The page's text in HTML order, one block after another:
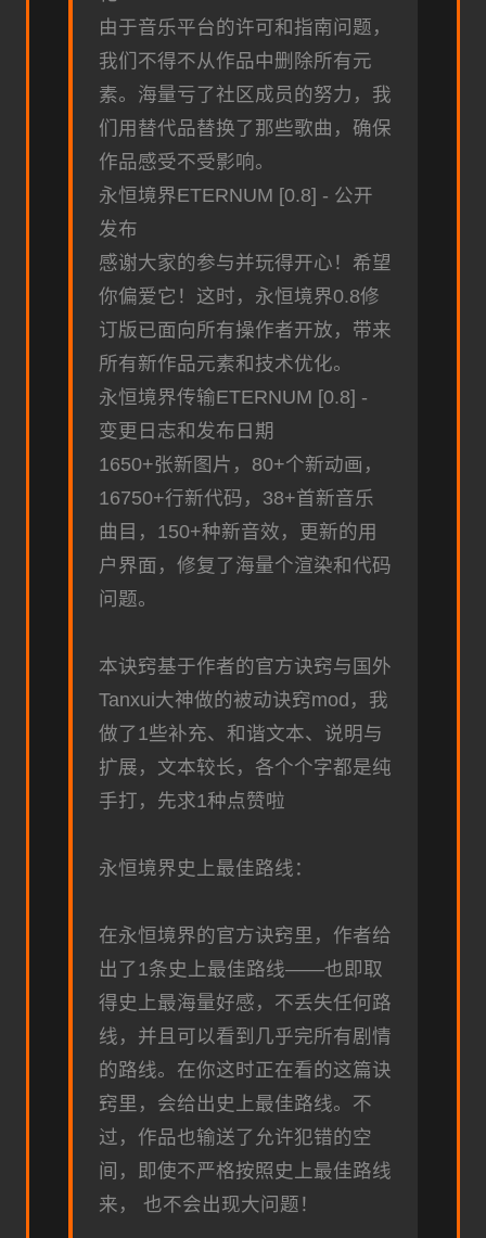
由于音乐平台的许可和指南问题，
我们不得不从作品中删除所有元
素。海量亏了社区成员的努力，我
们用替代品替换了那些歌曲，确保
作品感受不受影响。
永恒境界ETERNUM [0.8] - 公开
发布
感谢大家的参与并玩得开心！希望
你偏爱它！这时，永恒境界0.8修
订版已面向所有操作者开放，带来
所有新作品元素和技术优化。
永恒境界传输ETERNUM [0.8] -
变更日志和发布日期
1650+张新图片，80+个新动画，
16750+行新代码，38+首新音乐
曲目，150+种新音效，更新的用
户界面，修复了海量个渲染和代码
问题。
本诀窍基于作者的官方诀窍与国外
Tanxui大神做的被动诀窍mod，我
做了1些补充、和谐文本、说明与
扩展，文本较长，各个个字都是纯
手打，先求1种点赞啦
永恒境界史上最佳路线：
在永恒境界的官方诀窍里，作者给
出了1条史上最佳路线——也即取
得史上最海量好感，不丢失任何路
线，并且可以看到几乎完所有剧情
的路线。在你这时正在看的这篇诀
窍里，会给出史上最佳路线。不
过，作品也输送了允许犯错的空
间，即使不严格按照史上最佳路线
来， 也不会出现大问题！